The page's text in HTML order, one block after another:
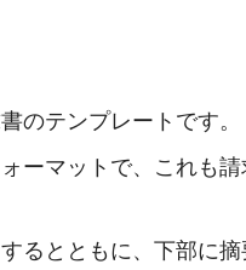
のテンプレートです。
ーマットで、これも
るとともに、下部に摘